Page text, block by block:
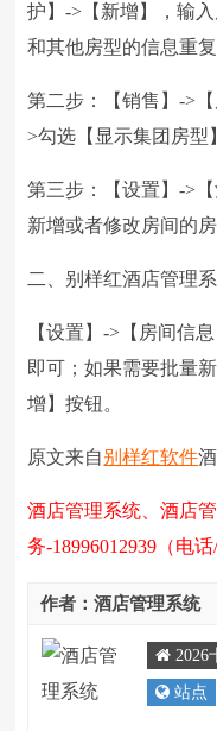
护】->【新增】，输
和其他房型的信息重
第二步：【销售】->
>勾选【显示集团房型
第三步：【设置】->
新增或者修改房间的房
二、别样红酒店管理
【设置】->【房间信
即可；如果需要批量
增】按钮。
原文来自别样红软件
酒店管理系统、酒店
务-18996012939（电话
作者：酒店管理系统
2026
站点